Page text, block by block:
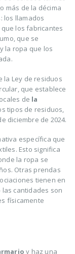
más de la décima
los llamados
los fabricantes
que se
la ropa que los
la Ley de residuos
que establece
de la
tipos de residuos,
diciembre de 2024.
específica que
Esto significa
la ropa se
Otras prendas
tienen en
cantidades son
físicamente
y haz una